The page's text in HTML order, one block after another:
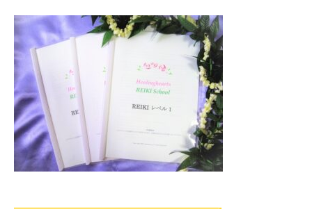
—————————————————————-